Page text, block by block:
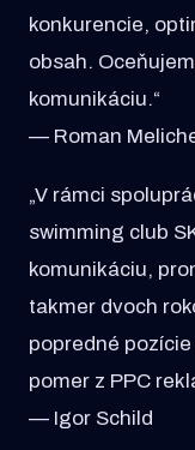
konkurencie,
obsah.
komunikáciu.“
— Roman
„V rámci
swimming club
komunikáciu,
takmer dvoch
popredné
pomer z PPC
— Igor Schild